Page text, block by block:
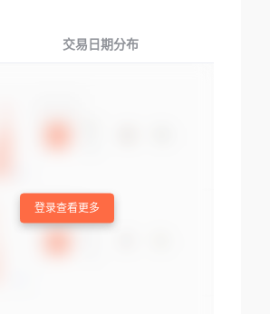
交易日期分布
登录查看更多